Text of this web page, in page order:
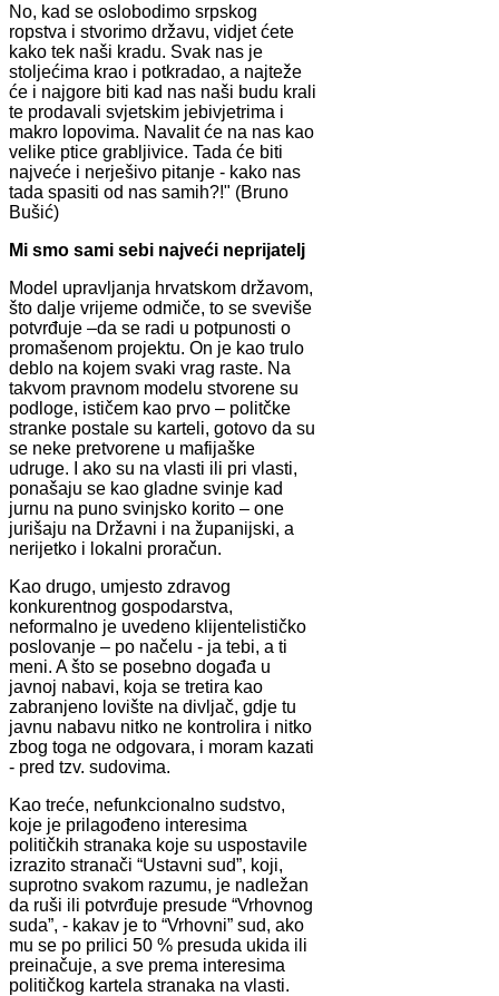
No, kad se oslobodimo srpskog
ropstva i stvorimo državu, vidjet ćete
kako tek naši kradu. Svak nas je
stoljećima krao i potkradao, a najteže
će i najgore biti kad nas naši budu krali
te prodavali svjetskim jebivjetrima i
makro lopovima. Navalit će na nas kao
velike ptice grabljivice. Tada će biti
najveće i nerješivo pitanje - kako nas
tada spasiti od nas samih?!" (Bruno
Bušić)
Mi smo sami sebi najveći neprijatelj
Model upravljanja hrvatskom državom,
što dalje vrijeme odmiče, to se sveviše
potvrđuje –da se radi u potpunosti o
promašenom projektu. On je kao trulo
deblo na kojem svaki vrag raste. Na
takvom pravnom modelu stvorene su
podloge, ističem kao prvo – politčke
stranke postale su karteli, gotovo da su
se neke pretvorene u mafijaške
udruge. I ako su na vlasti ili pri vlasti,
ponašaju se kao gladne svinje kad
jurnu na puno svinjsko korito – one
jurišaju na Državni i na županijski, a
nerijetko i lokalni proračun.
Kao drugo, umjesto zdravog
konkurentnog gospodarstva,
neformalno je uvedeno klijentelističko
poslovanje – po načelu - ja tebi, a ti
meni. A što se posebno događa u
javnoj nabavi, koja se tretira kao
zabranjeno lovište na divljač, gdje tu
javnu nabavu nitko ne kontrolira i nitko
zbog toga ne odgovara, i moram kazati
- pred tzv. sudovima.
Kao treće, nefunkcionalno sudstvo,
koje je prilagođeno interesima
političkih stranaka koje su uspostavile
izrazito stranači “Ustavni sud”, koji,
suprotno svakom razumu, je nadležan
da ruši ili potvrđuje presude “Vrhovnog
suda”, - kakav je to “Vrhovni” sud, ako
mu se po prilici 50 % presuda ukida ili
preinačuje, a sve prema interesima
političkog kartela stranaka na vlasti.